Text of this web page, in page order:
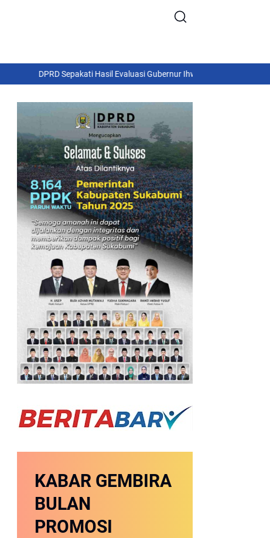
DPRD Sepakati Hasil Evaluasi Gubernur Ihwal Raperda
KABAR GEMBIRA
BULAN
PROMOSI